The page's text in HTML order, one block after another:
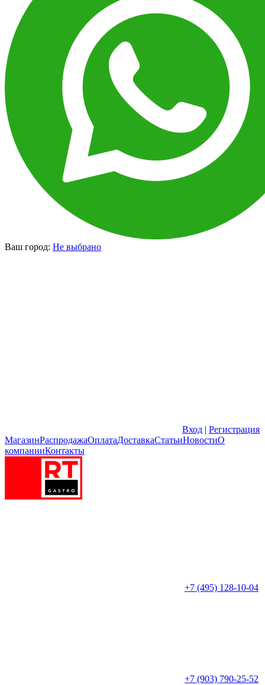
Ваш город: Не выбрано
Вход | Регистрация
МагазинРаспродажаОплатаДоставкаСтатьиНовостиО
компанииКонтакты
+7 (495) 128-10-04
+7 (903) 790-25-52